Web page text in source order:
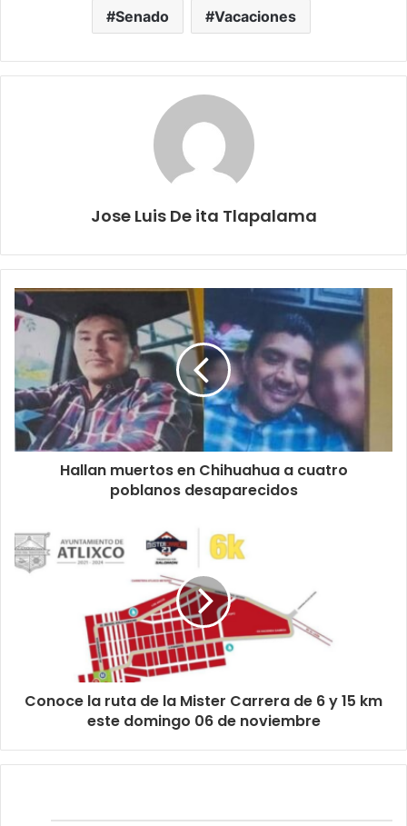
Senado Vacaciones
Jose Luis De ita Tlapalama
Hallan muertos en Chihuahua a cuatro
poblanos desaparecidos
Conoce la ruta de la Mister Carrera de 6 y 15 km
este domingo 06 de noviembre